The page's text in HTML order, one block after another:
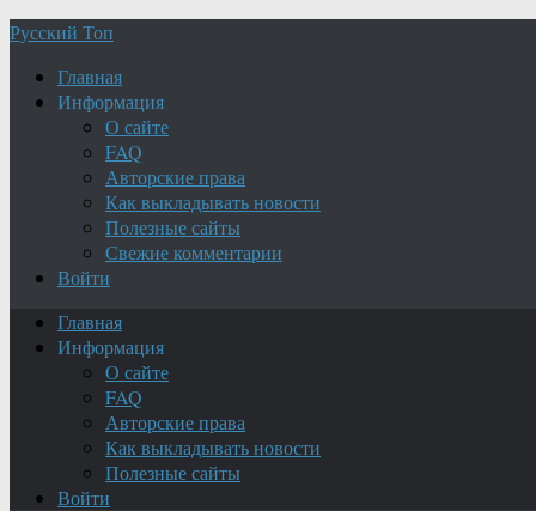
Русский Топ
Главная
Информация
О сайте
FAQ
Авторские права
Как выкладывать новости
Полезные сайты
Свежие комментарии
Войти
Главная
Информация
О сайте
FAQ
Авторские права
Как выкладывать новости
Полезные сайты
Войти